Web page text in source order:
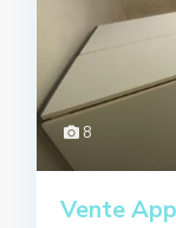
8
Vente